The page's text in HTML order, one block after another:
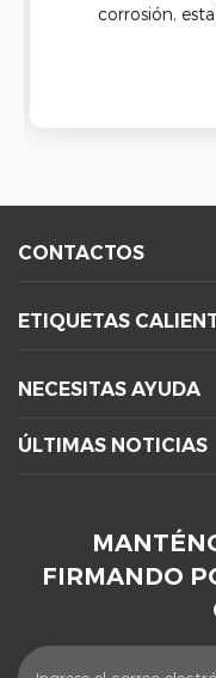
corrosión,
CONTACTOS
ETIQUETAS
NECESITAS AYUDA
ÚLTIMAS NOTICIAS
FIRMANDO